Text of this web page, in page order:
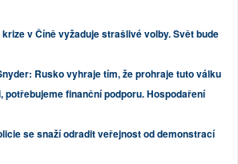
v Číně vyžaduje strašlivé volby. Svět bude
Rusko vyhraje tím, že prohraje tuto válku
potřebujeme finanční podporu. Hospodaření
se snaží odradit veřejnost od demonstrací